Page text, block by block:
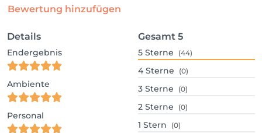
Bewertung hinzufügen
Details
Endergebnis
Ambiente
Personal
Gesamt 5
5 Sterne (44)
4 Sterne (0)
3 Sterne (0)
2 Sterne (0)
1 Stern (0)